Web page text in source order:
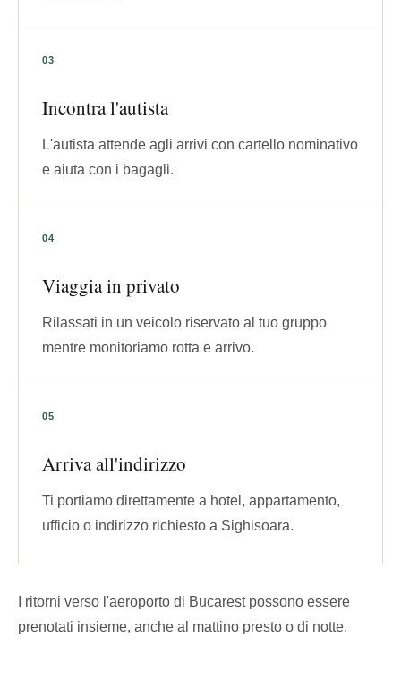
Incontra l'autista
L'autista attende agli arrivi con cartello nominativo
e aiuta con i bagagli.
Viaggia in privato
Rilassati in un veicolo riservato al tuo gruppo
mentre monitoriamo rotta e arrivo.
Arriva all'indirizzo
Ti portiamo direttamente a hotel, appartamento,
ufficio o indirizzo richiesto a Sighisoara.
I ritorni verso l'aeroporto di Bucarest possono essere
prenotati insieme, anche al mattino presto o di notte.